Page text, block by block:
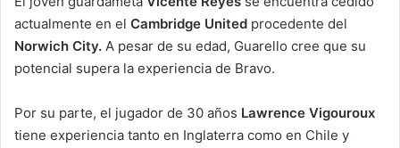
actualmente en el Cambridge United procedente del
Norwich City. A pesar de su edad, Guarello cree que su
potencial supera la experiencia de Bravo.
Por su parte, el jugador de 30 años Lawrence Vigouroux
tiene experiencia tanto en Inglaterra como en Chile y